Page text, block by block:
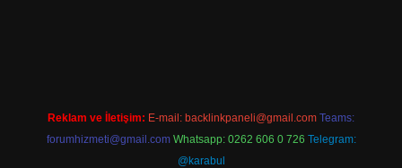
Reklam ve İletişim: E-mail: backlinkpaneli@gmail.com Teams:
forumhizmeti@gmail.com Whatsapp: 0262 606 0 726 Telegram:
@karabul